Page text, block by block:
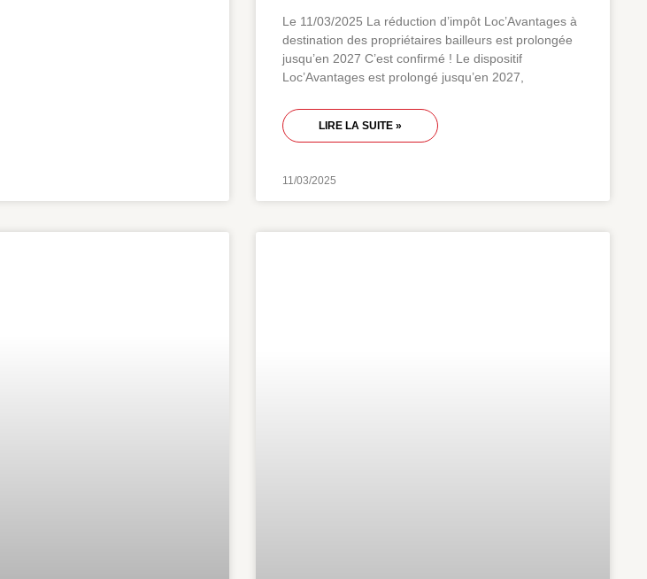
Le 11/03/2025 La réduction d’impôt Loc’Avantages à
destination des propriétaires bailleurs est prolongée
jusqu’en 2027 C’est confirmé ! Le dispositif
Loc’Avantages est prolongé jusqu’en 2027,
LIRE LA SUITE »
11/03/2025